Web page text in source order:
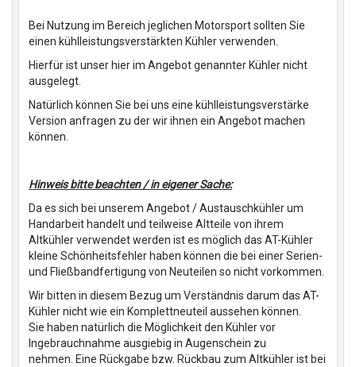
Bei Nutzung im Bereich jeglichen Motorsport sollten Sie
einen kühlleistungsverstärkten Kühler verwenden.
Hierfür ist unser hier im Angebot genannter Kühler nicht
ausgelegt.
Natürlich können Sie bei uns eine kühlleistungsverstärke
Version anfragen zu der wir ihnen ein Angebot machen
können.
Hinweis bitte beachten / in eigener Sache:
Da es sich bei unserem Angebot / Austauschkühler um
Handarbeit handelt und teilweise Altteile von ihrem
Altkühler verwendet werden ist es möglich das AT-Kühler
kleine Schönheitsfehler haben können die bei einer Serien-
und Fließbandfertigung von Neuteilen so nicht vorkommen.
Wir bitten in diesem Bezug um Verständnis darum das AT-
Kühler nicht wie ein Komplettneuteil aussehen können.
Sie haben natürlich die Möglichkeit den Kühler vor
Ingebrauchnahme ausgiebig in Augenschein zu
nehmen. Eine Rückgabe bzw. Rückbau zum Altkühler ist bei